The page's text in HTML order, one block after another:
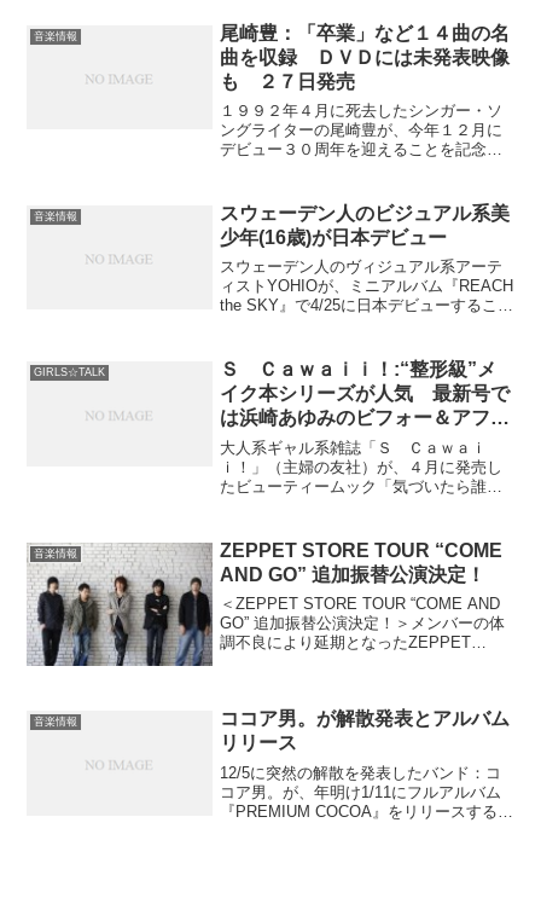
さんが音楽ＣＭに出演するのは今回が初
めて。酒井さんはＣＭ冒頭で...
音楽情報
尾崎豊：「卒業」など１４曲の名
曲を収録 ＤＶＤには未発表映像
も ２７日発売
１９９２年４月に死去したシンガー・ソ
ングライターの尾崎豊が、今年１２月に
デビュー３０周年を迎えることを記念し
る。アルバム初回盤に付くＤＶＤには、
１９８４年１２月に秋田市文化...
音楽情報
スウェーデン人のビジュアル系美
少年(16歳)が日本デビュー
スウェーデン人のヴィジュアル系アーテ
ィストYOHIOが、ミニアルバム『REACH
the SKY』で4/25に日本デビューすること
YOHIOは、既に昨年4月に日本ツア...
GIRLS☆TALK
Ｓ Ｃａｗａｉｉ！:“整形級”メ
イク本シリーズが人気 最新号で
は浜崎あゆみのビフォー＆アフタ
ーメイクを公開
大人系ギャル系雑誌「Ｓ Ｃａｗａｉ
ｉ！」（主婦の友社）が、４月に発売し
たビューティームック「気づいたら誰で
る、今どき巻きとヘアアレンジＢＯＯ
Ｋ」、「１カ月後ガチで美女になる...
音楽情報
ZEPPET STORE TOUR “COME
AND GO” 追加振替公演決定！
＜ZEPPET STORE TOUR “COME AND
GO” 追加振替公演決定！＞メンバーの体
調不良により延期となったZEPPET
音楽情報
ココア男。が解散発表とアルバム
リリース
12/5に突然の解散を発表したバンド：コ
コア男。が、年明け1/11にフルアルバム
『PREMIUM COCOA』をリリースするこ